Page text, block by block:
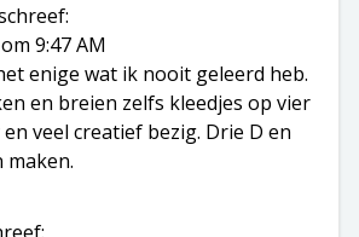
9:47 AM
enige wat ik nooit geleerd heb.
en breien zelfs kleedjes op vier
veel creatief bezig. Drie D en